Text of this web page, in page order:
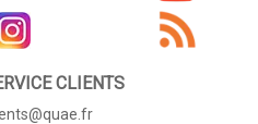
CLIENTS